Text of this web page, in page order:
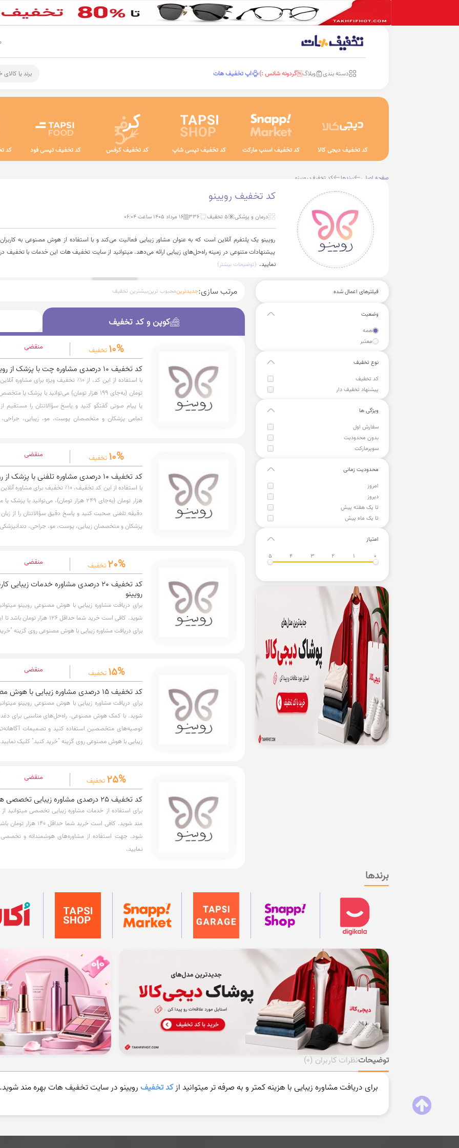
دسته بندی وبلاگ گردونه شانس :) اپ تخفیف هات برند یا
کد تخفیف دیجی کالا کد تخفیف اسنپ مارکت کد تخفیف تپسی شاپ کد تخفیف کرفس کد تخفیف تپسی فود کد
صفحه اصلی برندها کد تخفیف رویینو
کد تخفیف رویینو
درمان و پزشکی 5 تخفیف 336 ۱۶ مرداد ۱۴۰۵ ساعت ۰۶:۰۴
رویینو یک پلتفرم آنلاین است که به عنوان مشاور زیبایی فعالیت می‌کند و با استفاده از هوش مصنوعی به
پیشنهادات متنوعی در زمینه راه‌حل‌های زیبایی ارائه می‌دهد. میتوانید از سایت تخفیف هات این خدمات با تخفیف
نمایید. (توضیحات بیشتر)
فیلترهای اعمال شده
وضعیت
همه
معتبر
نوع تخفیف
کد تخفیف
پیشنهاد تخفیف دار
ویژگی ها
سفارش اول
بدون محدودیت
سوپرمارکت
محدودیت زمانی
امروز
دیروز
تا یک هفته پیش
تا یک ماه پیش
امتیاز
0
1
2
3
4
5
مرتب سازی:جدیدترینمحبوب ترینبیشترین تخفیف
کوپن و کد تخفیف
کوپن و کد تخفیف
کد تخفیف 10 درصدی مشاوره چت با پزشک از رویینو
تومان (به‌جای ۱۹۹ هزار تومان) می‌توانید با
یا پیام صوتی گفتگو کنید و پاسخ سؤالاتتان را مستقیم
تمامی پزشکان و متخصصان پوست، مو، زیبایی، جراحی،
دریافت مشاوره از پزشکان معتبر، هر زمان و هرجا. برای
10% تخفیف منقضی
کد تخفیف 10 درصدی مشاوره تلفنی با پزشک از رویینو
دقیقه تلفنی صحبت کنید و پاسخ دقیق سؤالاتتان را از
"دریافت نوبت" کلیک نمایید.
10% تخفیف منقضی
کد تخفیف 20 درصدی مشاوره خدمات
رویینو
شوید. کافی است خرید شما حداقل
برای دریافت مشاوره زیبایی با هوش مصنوعی روی گزینه
20% تخفیف منقضی
کد تخفیف 15 درصدی مشاوره زیبایی با هوش مصنوعی رویینو
شوید. با کمک هوش مصنوعی، راه‌حل‌های مناسبی برای
توصیه‌های متخصصین استفاده کنید و تصمیمات
زیبایی با هوش مصنوعی روی گزینه "خرید کنید" کلیک نمایید.
15% تخفیف منقضی
کد تخفیف 25 درصدی مشاوره زیبایی تخصصی هوش مصنوعی رویینو
مند شوید. کافی است خرید
شود. جهت استفاده از مشاوره‌های هوشمندانه و
نمایید.
25% تخفیف منقضی
برندها
توضیحاتنظرات کاربران (0)
برای دریافت مشاوره زیبایی با هزینه کمتر و به صرفه تر میتوانید ازکد تخفیف رویینو در سایت تخفیف هات بهره مند شوید.